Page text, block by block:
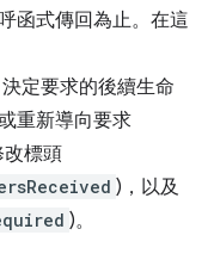
函式傳回為止。在這
決定要求的後續生命
重新導向要求
改標頭
)，以及
)。